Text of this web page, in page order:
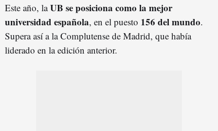
Este año, laUB se posiciona como la mejor
universidad española, en el puesto 156 del mundo.
Supera así a la Complutense de Madrid, que había
liderado en la edición anterior.